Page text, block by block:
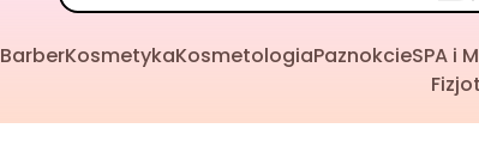
BarberKosmetykaKosmetologiaPaznokcieSPA i